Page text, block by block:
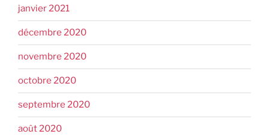
janvier 2021
décembre 2020
novembre 2020
octobre 2020
septembre 2020
août 2020